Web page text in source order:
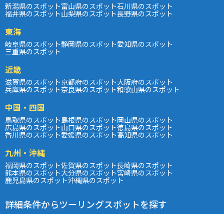
新潟県のスポット富山県のスポット石川県のスポット
福井県のスポット山梨県のスポット長野県のスポット
東海
岐阜県のスポット静岡県のスポット愛知県のスポット
三重県のスポット
近畿
滋賀県のスポット京都府のスポット大阪府のスポット
兵庫県のスポット奈良県のスポット和歌山県のスポット
中国・四国
鳥取県のスポット島根県のスポット岡山県のスポット
広島県のスポット山口県のスポット徳島県のスポット
香川県のスポット愛媛県のスポット高知県のスポット
九州・沖縄
福岡県のスポット佐賀県のスポット長崎県のスポット
熊本県のスポット大分県のスポット宮崎県のスポット
鹿児島県のスポット沖縄県のスポット
詳細条件からツーリングスポットを探す